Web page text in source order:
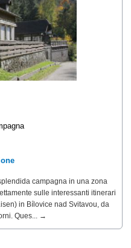
campagna in una zona
sulle interessanti itinerari
in Bílovice nad Svitavou, da
Ques... →